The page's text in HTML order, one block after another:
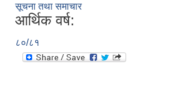
सूचना तथा समाचार
आर्थिक वर्ष:
८०/८१